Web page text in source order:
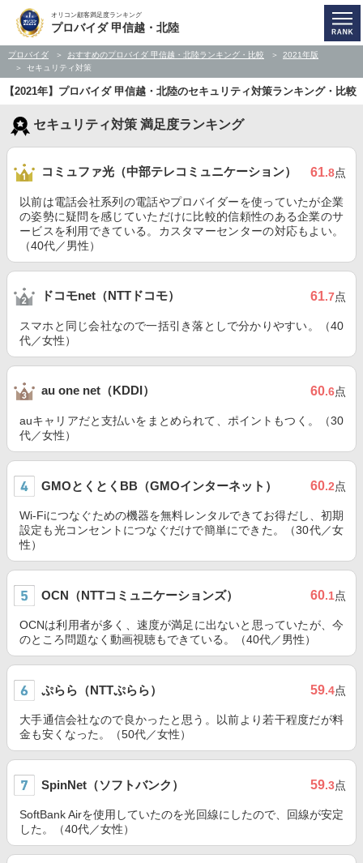
オリコン顧客満足度ランキング
プロバイダ 甲信越・北陸
プロバイダ おすすめのプロバイダ 甲信越・北陸ランキング・比較
2021年版
セキュリティ対策
【2021年】プロバイダ 甲信越・北陸のセキュリティ対策ランキング・比較
セキュリティ対策 満足度ランキング
コミュファ光（中部テレコミュニケーション） 61.8点
以前は電話会社系列の電話やプロバイダーを使っていたが企業
の姿勢に疑問を感じていただけに比較的信頼性のある企業のサ
ービスを利用できている。カスタマーセンターの対応もよい。
（40代／男性）
ドコモnet（NTTドコモ） 61.7点
スマホと同じ会社なので一括引き落としで分かりやすい。（40
代／女性）
au one net（KDDI） 60.6点
auキャリアだと支払いをまとめられて、ポイントもつく。（30
代／女性）
GMOとくとくBB（GMOインターネット） 60.2点
Wi-Fiにつなぐための機器を無料レンタルできてお得だし、初期
設定も光コンセントにつなぐだけで簡単にできた。（30代／女
性）
OCN（NTTコミュニケーションズ） 60.1点
OCNは利用者が多く、速度が満足に出ないと思っていたが、今
のところ問題なく動画視聴もできている。（40代／男性）
ぷらら（NTTぷらら） 59.4点
大手通信会社なので良かったと思う。以前より若干程度だが料
金も安くなった。（50代／女性）
SpinNet（ソフトバンク） 59.3点
SoftBank Airを使用していたのを光回線にしたので、回線が安定
した。（40代／女性）